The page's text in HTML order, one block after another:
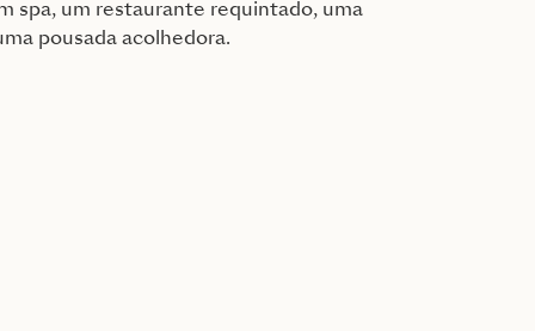
spa, um restaurante requintado, uma
pousada acolhedora.